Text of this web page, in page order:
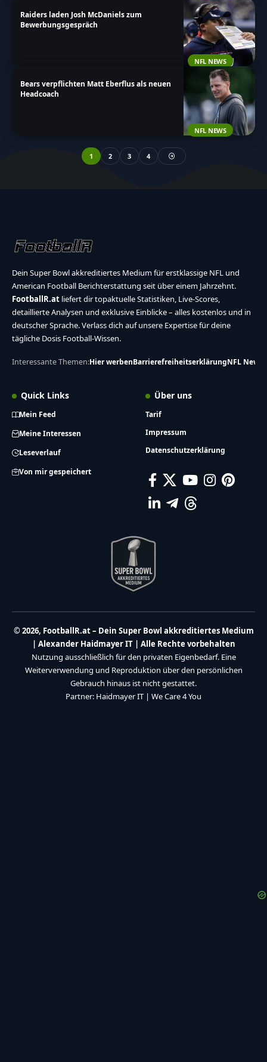
NFL NEWS
Raiders laden Josh McDaniels zum
Bewerbungsgespräch
NFL NEWS
Bears verpflichten Matt Eberflus als neuen
Headcoach
1 2 3 4
Dein Super Bowl akkreditiertes Medium für erstklassige NFL und
American Football Berichterstattung seit über einem Jahrzehnt.
FootballR.at liefert dir topaktuelle Statistiken, Live-Scores,
detaillierte Analysen und exklusive Einblicke – alles kostenlos und in
deutscher Sprache. Verlass dich auf unsere Expertise für deine
tägliche Dosis Football-Wissen.
Interessante Themen:Hier werbenBarrierefreiheitserklärungNFL News
Quick Links
Mein Feed
Meine Interessen
Leseverlauf
Von mir gespeichert
Über uns
Tarif
Impressum
Datenschutzerklärung
© 2026, FootballR.at – Dein Super Bowl akkreditiertes Medium
| Alexander Haidmayer IT | Alle Rechte vorbehalten
Nutzung ausschließlich für den privaten Eigenbedarf. Eine
Weiterverwendung und Reproduktion über den persönlichen
Gebrauch hinaus ist nicht gestattet.
Partner: Haidmayer IT | We Care 4 You